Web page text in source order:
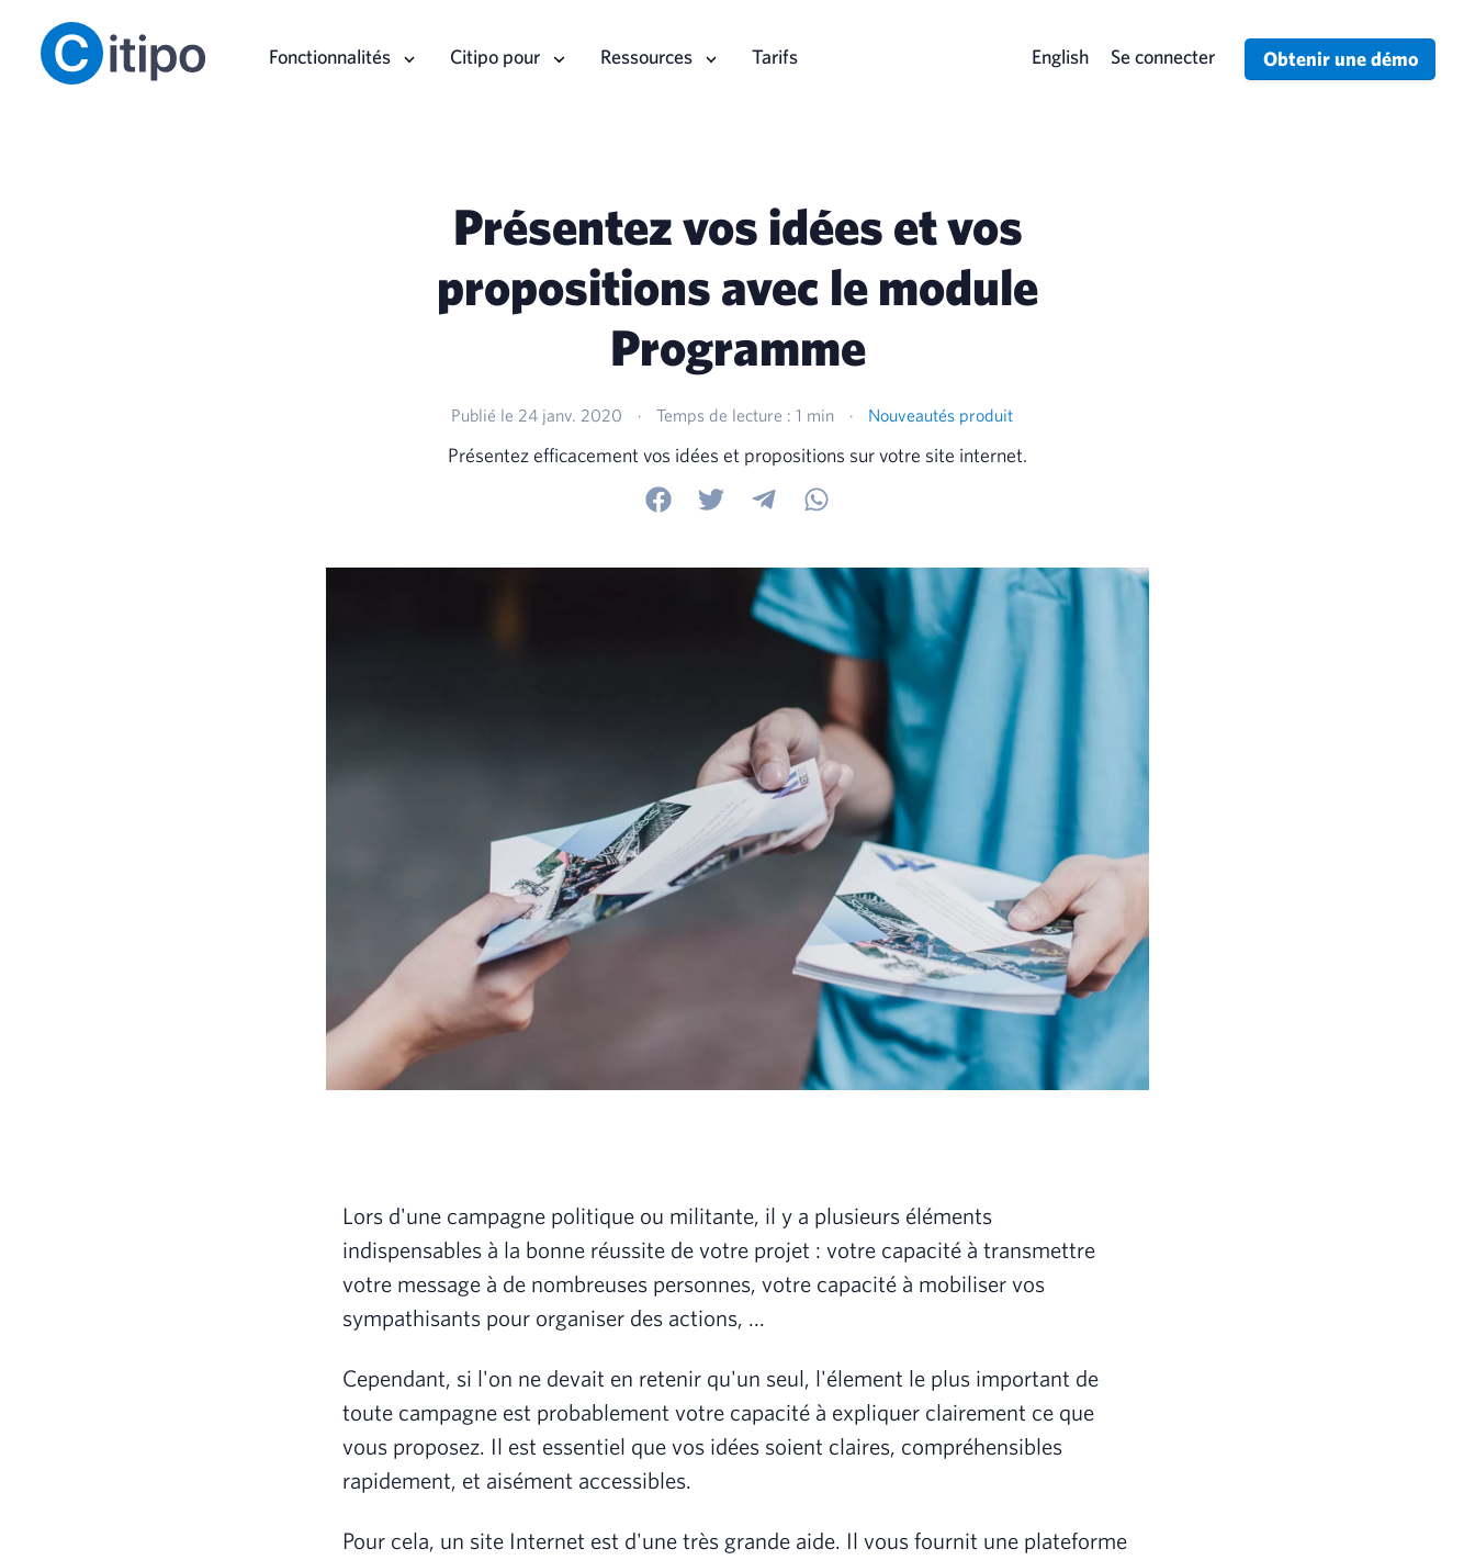
Fonctionnalités Citipo pour Ressources Tarifs English Se connecter Obtenir une démo
Présentez vos idées et vos
propositions avec le module
Programme
Publié le 24 janv. 2020 · Temps de lecture : 1 min · Nouveautés produit
Présentez efficacement vos idées et propositions sur votre site internet.
Lors d'une campagne politique ou militante, il y a plusieurs éléments
indispensables à la bonne réussite de votre projet : votre capacité à transmettre
votre message à de nombreuses personnes, votre capacité à mobiliser vos
sympathisants pour organiser des actions, ...
Cependant, si l'on ne devait en retenir qu'un seul, l'élement le plus important de
toute campagne est probablement votre capacité à expliquer clairement ce que
vous proposez. Il est essentiel que vos idées soient claires, compréhensibles
rapidement, et aisément accessibles.
Pour cela, un site Internet est d'une très grande aide. Il vous fournit une plateforme